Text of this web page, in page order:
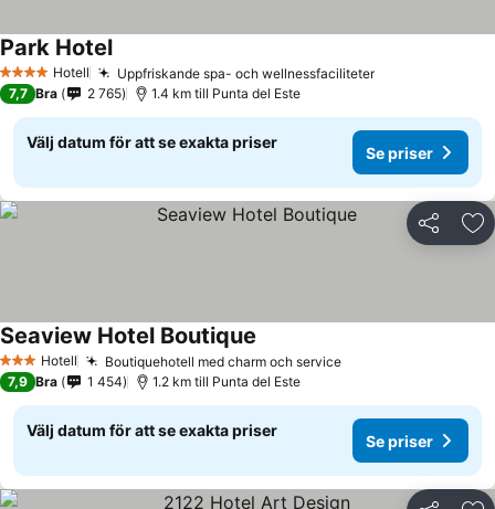
4 StjärnorHotell Uppfriskande spa- och wellnessfaciliteter
Park Hotel
7,7 Bra 2 765 1.4 km till Punta del Este
Välj datum för att se exakta priser
Se priser
Dela
3 StjärnorHotell Boutiquehotell med charm och service
Seaview Hotel Boutique
7,9 Bra 1 454 1.2 km till Punta del Este
Välj datum för att se exakta priser
Se priser